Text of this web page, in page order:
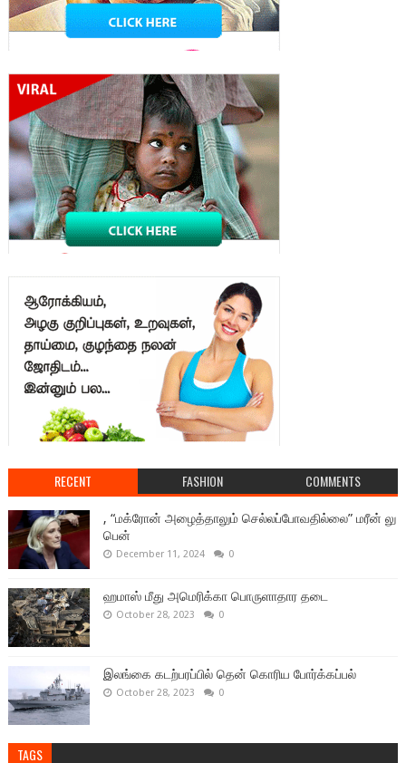
RECENT FASHION COMMENTS
, “மக்ரோன் அழைத்தாலும் செல்லப்போவதில்லை” மரீன் லு
பென்
December 11, 2024 0
ஹமாஸ் மீது அமெரிக்கா பொருளாதார தடை
October 28, 2023 0
இலங்கை கடற்பரப்பில் தென் கொரிய போர்க்கப்பல்
October 28, 2023 0
TAGS